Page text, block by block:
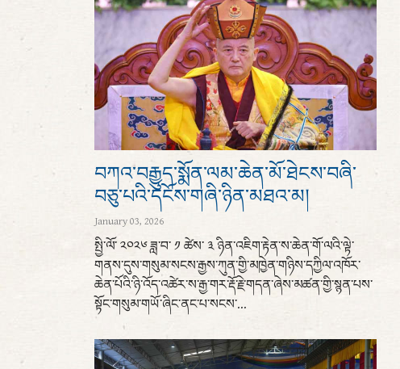
བཀའ་བརྒྱུད་སྨོན་ལམ་ཆེན་མོ་ཐེངས་བཞི་
བཅུ་པའི་དངོས་གཞི་ཉིན་མཐའ་མ།
January 03, 2026
སྤྱི་ལོ་ ༢༠༢༦ ཟླ་བ་ ༡ ཚེས་ ༣ ཉིན་འཇིག་རྟེན་ས་ཆེན་གོ་ལའི་ལྟེ་
གནས་དུས་གསུམ་སངས་རྒྱས་ཀུན་གྱི་མཁྱེན་གཉིས་དཀྱིལ་འཁོར་
ཆེན་པོའི་ཉི་འོད་འཚེར་ས་རྒྱ་གར་རྡོ་རྗེ་གདན་ཞེས་མཚན་གྱི་སྙན་པས་
སྟོང་གསུམ་གཡོ་ཞིང་ནང་པ་སངས་...